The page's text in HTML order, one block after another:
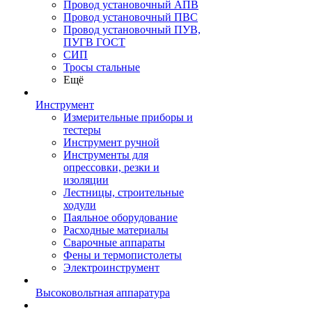
Провод установочный АПВ
Провод установочный ПВС
Провод установочный ПУВ,
ПУГВ ГОСТ
СИП
Тросы стальные
Ещё
Инструмент
Измерительные приборы и
тестеры
Инструмент ручной
Инструменты для
опрессовки, резки и
изоляции
Лестницы, строительные
ходули
Паяльное оборудование
Расходные материалы
Сварочные аппараты
Фены и термопистолеты
Электроинструмент
Высоковольтная аппаратура